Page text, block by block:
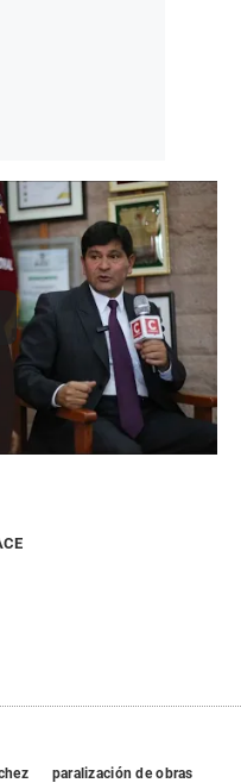
paralización de obras